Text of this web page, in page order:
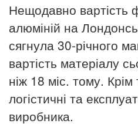
Нещодавно вартість
алюміній на
сягнула 30-річного
вартість матеріалу
ніж 18 міс. тому. Крім
логістичні та
виробника.